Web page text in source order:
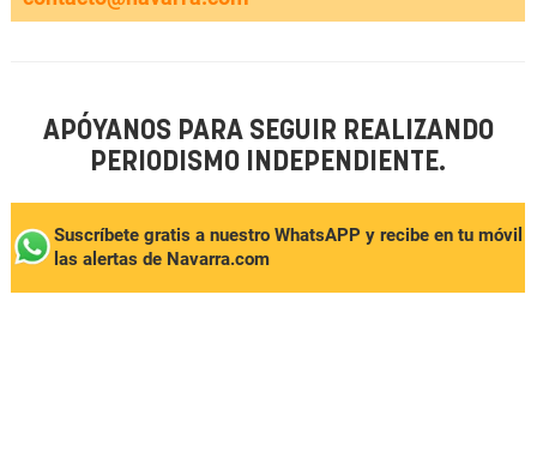
APÓYANOS PARA SEGUIR REALIZANDO
PERIODISMO INDEPENDIENTE.
Suscríbete gratis a nuestro WhatsAPP y recibe en tu móvil
las alertas de Navarra.com